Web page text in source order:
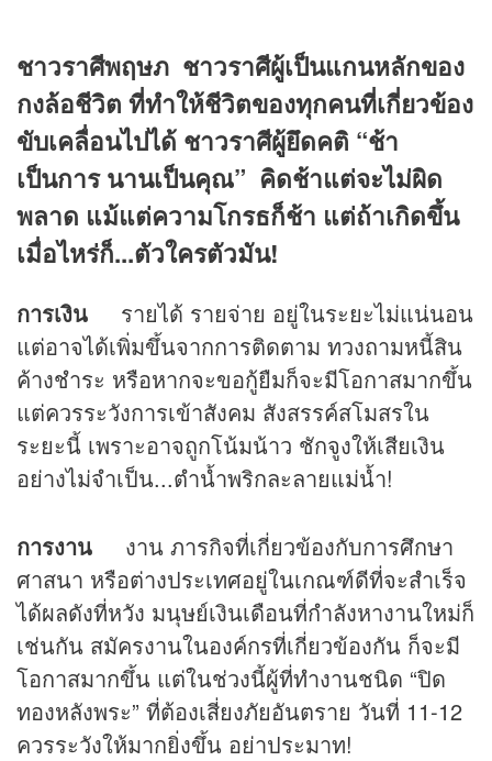
ชาวราศีพฤษภ ชาวราศีผู้เป็นแกนหลักของ
กงล้อชีวิต ที่ทำให้ชีวิตของทุกคนที่เกี่ยวข้อง
ขับเคลื่อนไปได้ ชาวราศีผู้ยึดคติ “ช้า
เป็นการ นานเป็นคุณ” คิดช้าแต่จะไม่ผิด
พลาด แม้แต่ความโกรธก็ช้า แต่ถ้าเกิดขึ้น
เมื่อไหร่ก็...ตัวใครตัวมัน!
การเงิน รายได้ รายจ่าย อยู่ในระยะไม่แน่นอน
แต่อาจได้เพิ่มขึ้นจากการติดตาม ทวงถามหนี้สิน
ค้างชำระ หรือหากจะขอกู้ยืมก็จะมีโอกาสมากขึ้น
แต่ควรระวังการเข้าสังคม สังสรรค์สโมสรใน
ระยะนี้ เพราะอาจถูกโน้มน้าว ชักจูงให้เสียเงิน
อย่างไม่จำเป็น...ตำน้ำพริกละลายแม่น้ำ!
การงาน งาน ภารกิจที่เกี่ยวข้องกับการศึกษา
ศาสนา หรือต่างประเทศอยู่ในเกณฑ์ดีที่จะสำเร็จ
ได้ผลดังที่หวัง มนุษย์เงินเดือนที่กำลังหางานใหม่ก็
เช่นกัน สมัครงานในองค์กรที่เกี่ยวข้องกัน ก็จะมี
โอกาสมากขึ้น แต่ในช่วงนี้ผู้ที่ทำงานชนิด “ปิด
ทองหลังพระ” ที่ต้องเสี่ยงภัยอันตราย วันที่ 11-12
ควรระวังให้มากยิ่งขึ้น อย่าประมาท!